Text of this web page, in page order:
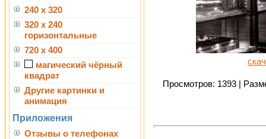
240 x 320
320 x 240
горизонтальные
720 x 400
магический чёрный
квадрат
Другие картинки и
анимация
Приложения
Отзывы о телефонах
Просмотров: 1393 |